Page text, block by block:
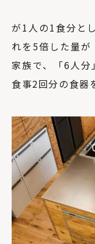
が1人の1食分と
れを5倍した量が
家族で、「6人
食事2回分の食器